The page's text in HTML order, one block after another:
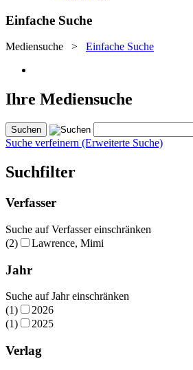
Einfache Suche
Mediensuche > Einfache Suche
Ihre Mediensuche
Suche verfeinern (Erweiterte Suche)
Suchfilter
Verfasser
Suche auf Verfasser einschränken
(2)
Lawrence, Mimi
Jahr
Suche auf Jahr einschränken
(1)
2026
(1)
2025
Verlag